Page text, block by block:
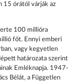
15 órától várják az
100 millióra
főt. Ennyi emberi
vagy kegyetlen
határozata szerint
Emléknapja. 1947-
Bélát, a Független